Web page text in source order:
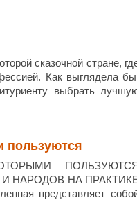
сказочной стране,
Как выглядела
выбрать
пользуются
НАРОДОВ НА
представляет